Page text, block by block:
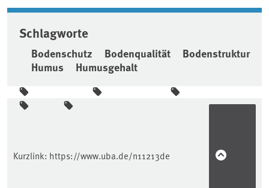
Schlagworte
Bodenschutz Bodenqualität
Bodenstruktur
Humus
Humusgehalt
Seitenleiste
Kurzlink: https://www.uba.de/n11213de